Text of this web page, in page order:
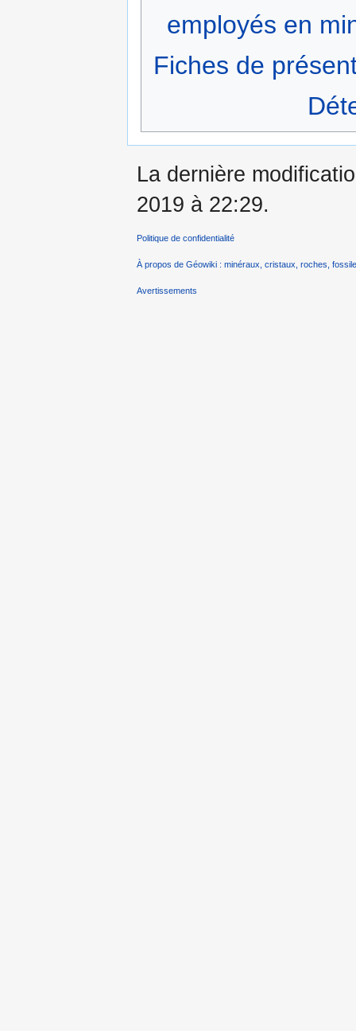
employés en
Fiches de
La dernière
2019 à 22:29.
Politique de confidentialité
À propos de Géowiki : minéraux, cristaux, roches,
Avertissements